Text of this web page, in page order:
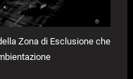
Zona di Esclusione che